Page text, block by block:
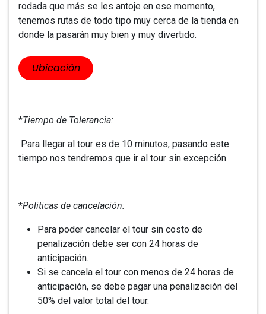
rodada que más se les antoje en ese momento,
tenemos rutas de todo tipo muy cerca de la tienda en
donde la pasarán muy bien y muy divertido.
​​Ubicación
*Tiempo de Tolerancia:
Para llegar al tour es de 10 minutos, pasando este
tiempo nos tendremos que ir al tour sin excepción.
*Politicas de cancelación:
Para poder cancelar el tour sin costo de
penalización debe ser con 24 horas de
anticipación.
Si se cancela el tour con menos de 24 horas de
anticipación, se debe pagar una penalización del
50% del valor total del tour.